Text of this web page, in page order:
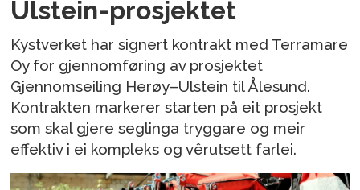
Ulstein-prosjektet
Kystverket har signert kontrakt med Terramare
Oy for gjennomføring av prosjektet
Gjennomseiling Herøy–Ulstein til Ålesund.
Kontrakten markerer starten på eit prosjekt
som skal gjere seglinga tryggare og meir
effektiv i ei kompleks og vêrutsett farlei.